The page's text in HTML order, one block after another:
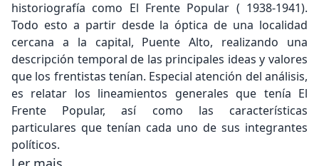
historiografía como El Frente Popular ( 1938-1941).
Todo esto a partir desde la óptica de una localidad
cercana a la capital, Puente Alto, realizando una
descripción temporal de las principales ideas y valores
que los frentistas tenían. Especial atención del análisis,
es relatar los lineamientos generales que tenía El
Frente Popular, así como las características
particulares que tenían cada uno de sus integrantes
políticos.